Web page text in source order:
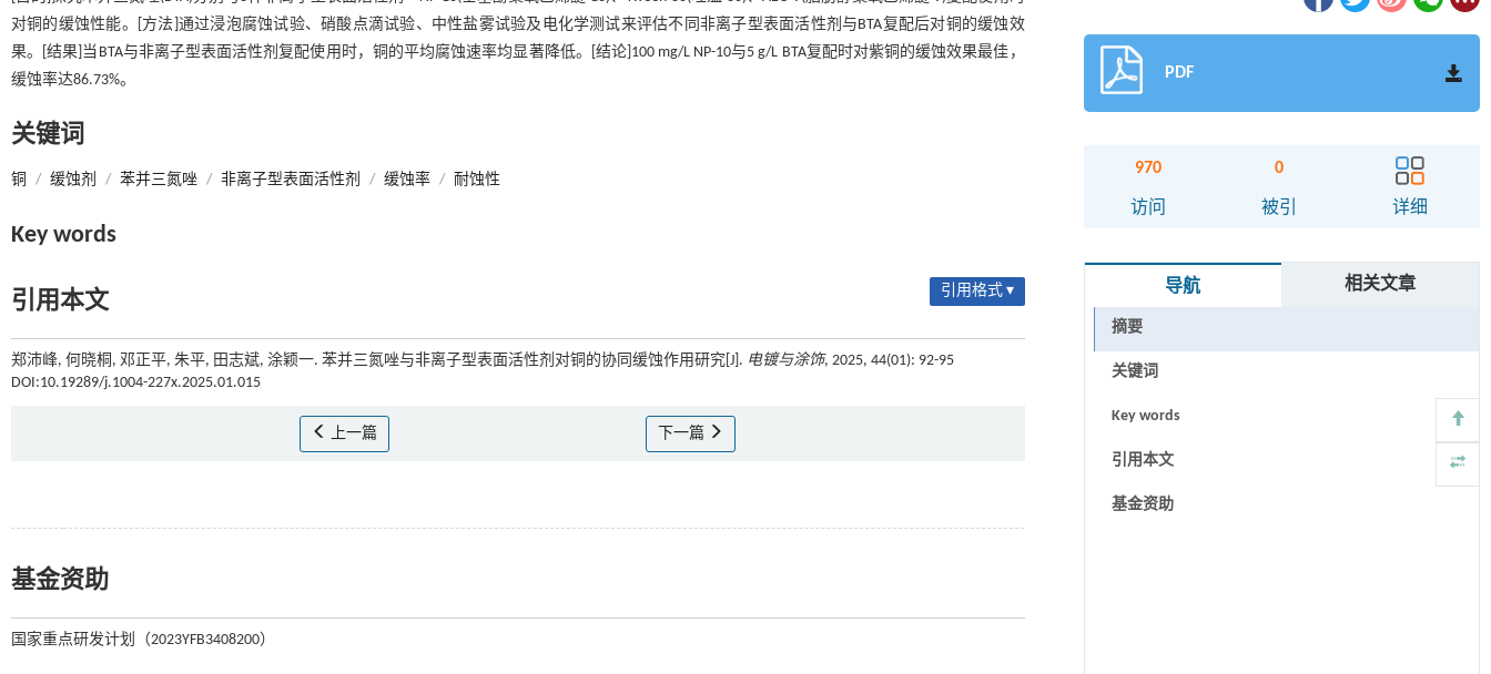
对铜的缓蚀性能。[方法]通过浸泡腐蚀试验、硝酸点滴试验、中性盐雾试验及电化学测试来评估不同非离子型表面活性剂与BTA复配后对铜的缓蚀效
果。[结果]当BTA与非离子型表面活性剂复配使用时，铜的平均腐蚀速率均显著降低。[结论]100 mg/L NP-10与5 g/L BTA复配时对紫铜的缓蚀效果最佳，
缓蚀率达86.73%。
关键词
铜 / 缓蚀剂 / 苯并三氮唑 / 非离子型表面活性剂 / 缓蚀率 / 耐蚀性
Key words
引用本文 引用格式 ▾
郑沛峰, 何晓桐, 邓正平, 朱平, 田志斌, 涂颖一. 苯并三氮唑与非离子型表面活性剂对铜的协同缓蚀作用研究[J]. 电镀与涂饰, 2025, 44(01): 92-95
DOI:10.19289/j.1004-227x.2025.01.015
上一篇 下一篇
基金资助
国家重点研发计划（2023YFB3408200）
PDF
970
访问
0
被引 详细
导航 相关文章
摘要
关键词
Key words
引用本文
基金资助